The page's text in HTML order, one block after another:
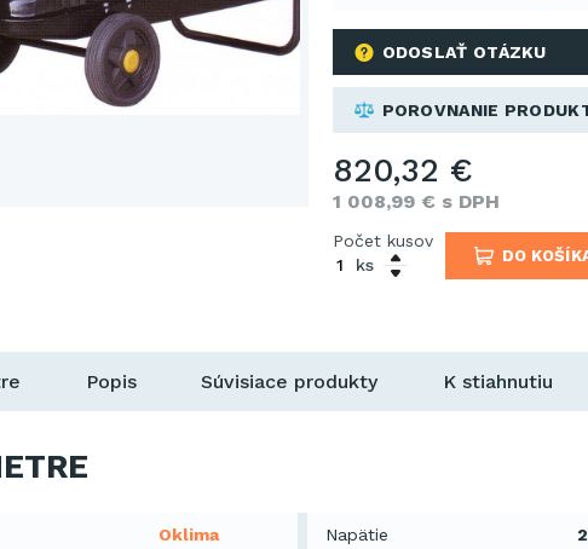
ODOSLAŤ OTÁZKU
POROVNANIE
820,32 €
1 008,99 € s DPH
Počet kusov
ks
DO
Popis Súvisiace produkty K stiahnutiu
Oklima Napätie